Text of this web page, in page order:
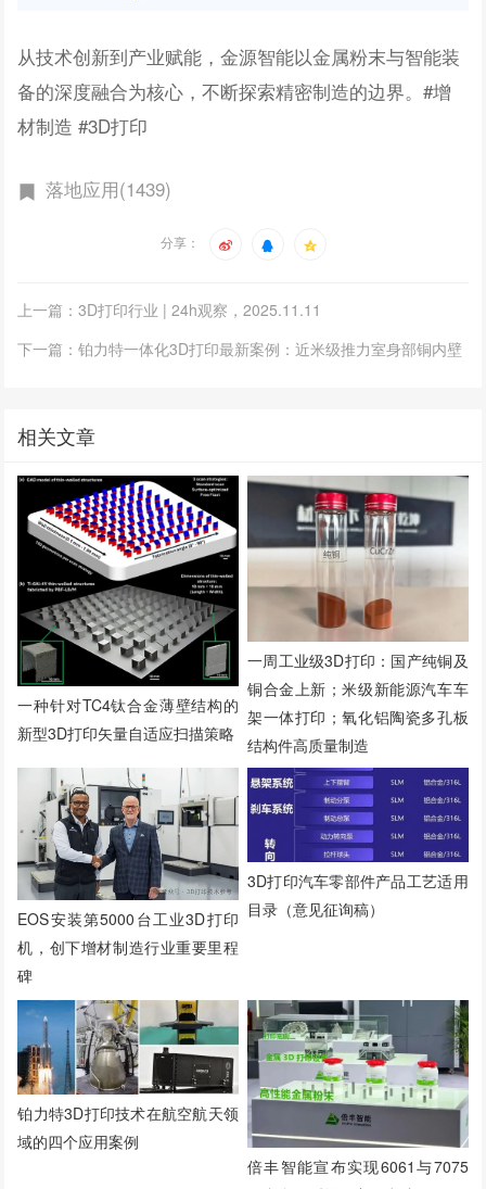
从技术创新到产业赋能，金源智能以金属粉末与智能装
备的深度融合为核心，不断探索精密制造的边界。#增
材制造 #3D打印
落地应用(1439)
分享：
上一篇：3D打印行业 | 24h观察，2025.11.11
下一篇：铂力特一体化3D打印最新案例：近米级推力室身部铜内壁
相关文章
一种针对TC4钛合金薄壁结构的
新型3D打印矢量自适应扫描策略
一周工业级3D打印：国产纯铜及
铜合金上新；米级新能源汽车车
架一体打印；氧化铝陶瓷多孔板
结构件高质量制造
EOS安装第5000台工业3D打印
机，创下增材制造行业重要里程
碑
3D打印汽车零部件产品工艺适用
目录（意见征询稿）
铂力特3D打印技术在航空航天领
域的四个应用案例
倍丰智能宣布实现6061与7075